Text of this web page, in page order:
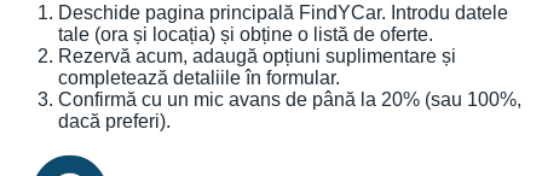
Deschide pagina principală FindYCar. Introdu datele
tale (ora și locația) și obține o listă de oferte.
Rezervă acum, adaugă opțiuni suplimentare și
completează detaliile în formular.
Confirmă cu un mic avans de până la 20% (sau 100%,
dacă preferi).